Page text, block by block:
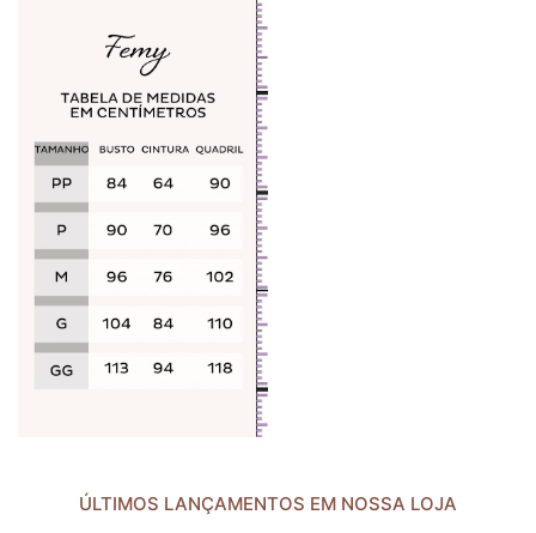
ÚLTIMOS LANÇAMENTOS EM NOSSA LOJA